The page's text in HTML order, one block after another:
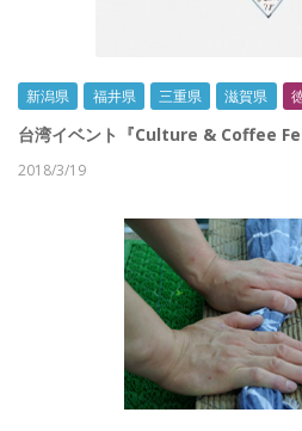
新潟県 福井県 三重県 滋賀県
台湾イベント『Culture & Coffee
2018/3/19